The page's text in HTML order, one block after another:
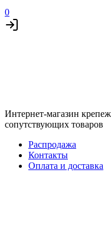
0
Интернет-магазин
сопутствующих товаров
Распродажа
Контакты
Оплата и доставка